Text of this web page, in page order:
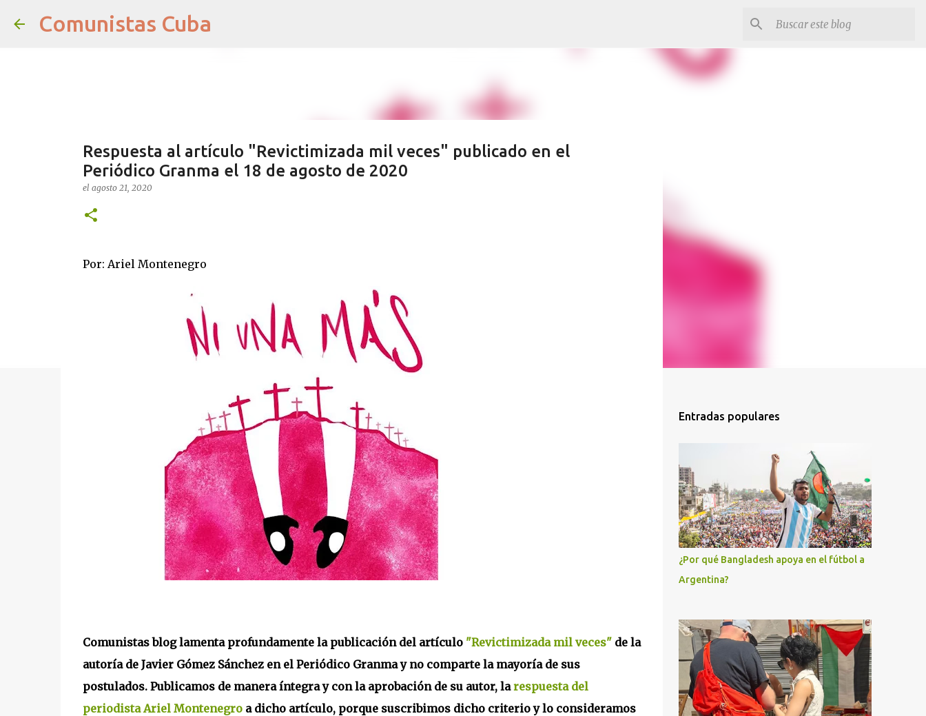
Comunistas Cuba
Respuesta al artículo "Revictimizada mil veces" publicado en el
Periódico Granma el 18 de agosto de 2020
el agosto 21, 2020
Por: Ariel Montenegro
Comunistas blog lamenta profundamente la publicación del artículo "Revictimizada mil veces"de la
autoría de Javier Gómez Sánchez en el Periódico Granma y no comparte la mayoría de sus
postulados. Publicamos de manera íntegra y con la aprobación de su autor, larespuesta del
periodista Ariel Montenegroa dicho artículo, porque suscribimos dicho criterio y lo consideramos
Entradas populares
¿Por qué Bangladesh apoya en el fútbol a
Argentina?